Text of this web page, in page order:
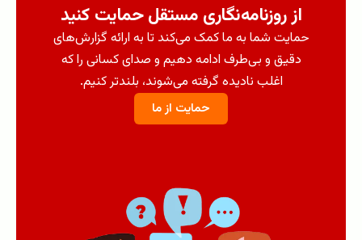
از روزنامه‌نگاری مستقل حمایت کنید
حمایت شما به ما کمک می‌کند تا به ارائه گزارش‌های
دقیق و بی‌طرف ادامه دهیم و صدای کسانی را که
اغلب نادیده گرفته می‌شوند، بلندتر کنیم.
حمایت از ما